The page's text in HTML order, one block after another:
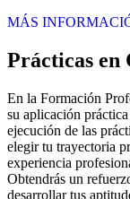
MÁS
Prácticas en
En la Formación
su aplicación
ejecución de las
elegir tu trayectoria
experiencia
Obtendrás un
desarrollar tus